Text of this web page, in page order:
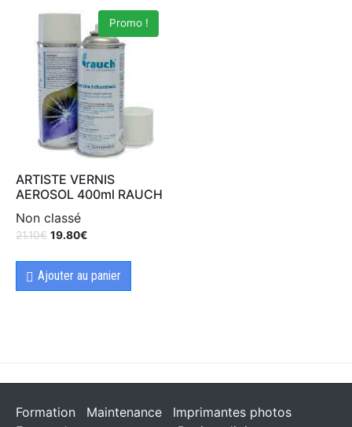
Promo !
ARTISTE VERNIS
AEROSOL 400ml RAUCH
Non classé
21.10€ 19.80€
Ajouter au panier
Formation Maintenance
Imprimantes photos